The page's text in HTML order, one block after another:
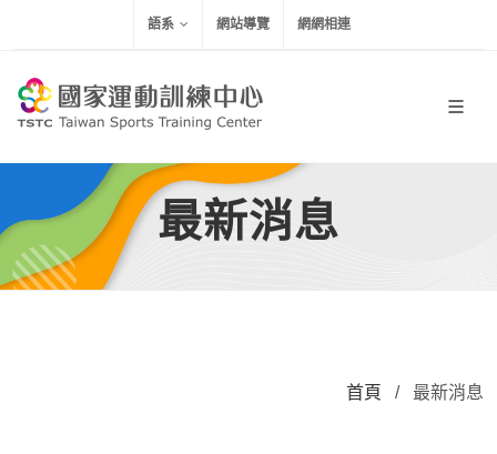
語系 網站導覽 網網相連
最新消息
首頁 / 最新消息